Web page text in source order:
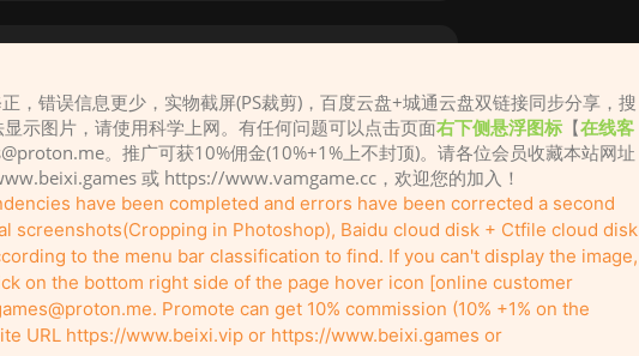
2026 beixi.vip - All Rights Freedom！
下原创作者（我们绝对支持），当然了，您加入这里我们也绝对欢迎！
，错误信息更少，实物截屏(PS裁剪)，百度云盘+城通云盘双链接同步分享，搜
示图片，请使用科学上网。有任何问题可以点击页面右下侧悬浮图标 【在线客
。推广可获10%佣金(10%+1%上不封顶)。请各位会员收藏本站网址
或 https://www.vamgame.cc，欢迎您的加入！
have been completed and errors have been corrected a second
screenshots(Cropping in Photoshop), Baidu cloud disk + Ctfile cloud disk
to the menu bar classification to find. If you can't display the image,
on the bottom right side of the page hover icon [online customer
. Promote can get 10% commission (10% +1% on the
URL https://www.beixi.vip or https://www.beixi.games or